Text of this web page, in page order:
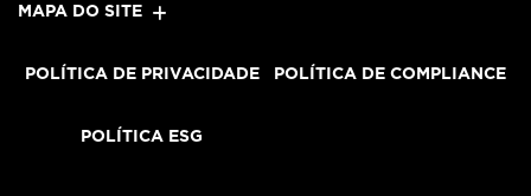
MAPA DO SITE
POLÍTICA DE PRIVACIDADE POLÍTICA DE COMPLIANCE
POLÍTICA ESG